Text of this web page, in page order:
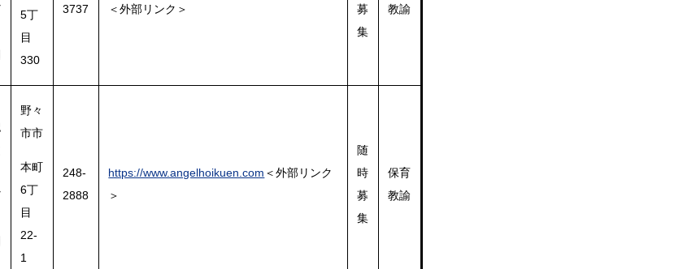
5丁
目
330
3737
＜外部リンク＞
募
集
教諭
野々
市市
本町
6丁
目
22-
1
​248-
2888
https://www.angelhoikuen.com ＜外部リンク
＞
​随
時
募
集
​保育
教諭